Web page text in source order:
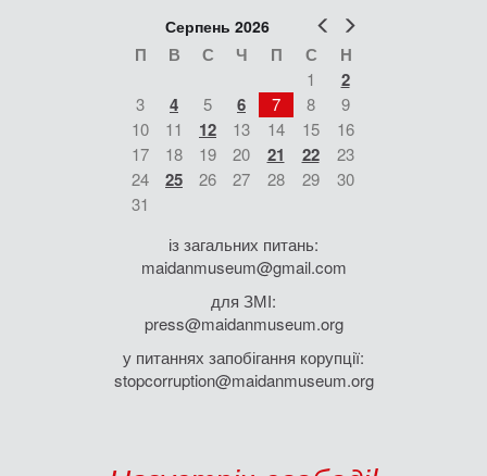
Попер
Серпень 2026
П В С Ч П С Н
1 2
3 4 5 6 7 8
9
10
11 12 13 14 15
16
17
18 19 20 21 22
23
24
25 26 27 28 29
30
31
із загальних питань:
maidanmuseum@gmail.com
для ЗМІ:
press@maidanmuseum.org
у питаннях запобігання корупції:
stopcorruption@maidanmuseum.org